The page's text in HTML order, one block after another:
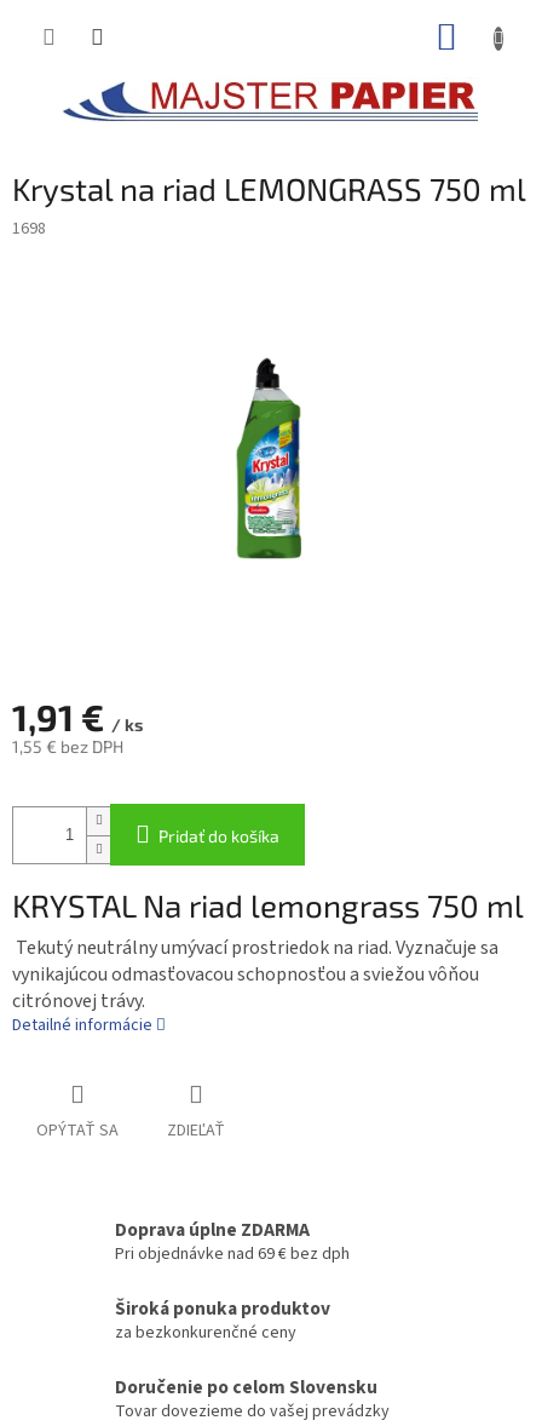
Krystal na riad LEMONGRASS 750 ml
1698
1,91 € / ks
1,55 € bez DPH
cena:
Pridať do košíka
KRYSTAL Na riad lemongrass 750 ml
Tekutý neutrálny umývací prostriedok na riad. Vyznačuje sa
vynikajúcou odmasťovacou schopnosťou a sviežou vôňou
citrónovej trávy.
Detailné informácie
OPÝTAŤ SA ZDIEĽAŤ
Doprava úplne ZDARMA
Pri objednávke nad 69 € bez dph
Široká ponuka produktov
za bezkonkurenčné ceny
Doručenie po celom Slovensku
Tovar dovezieme do vašej prevádzky